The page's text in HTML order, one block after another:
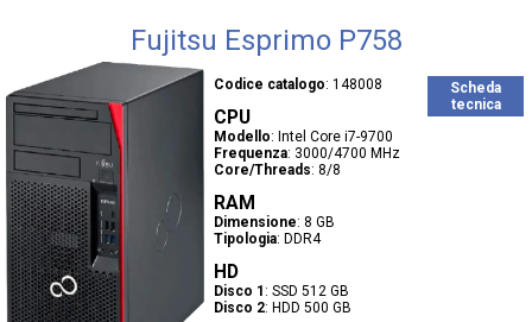
Fujitsu Esprimo P758
Codice catalogo:148008
CPU
Modello:Intel Core i7-9700
Frequenza: 3000/4700 MHz
Core/Threads:8/8
RAM
Dimensione:8 GB
Tipologia:DDR4
HD
Disco 1 :SSD 512 GB
Disco 2:HDD 500 GB
Scheda
tecnica